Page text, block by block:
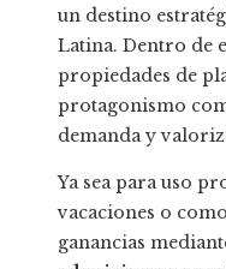
un destino
Latina. Dentro de
propiedades de
protagonismo
demanda y
Ya sea para uso
vacaciones o
ganancias